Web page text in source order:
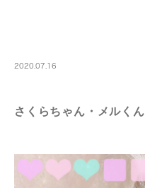
2020.07.16
さくらちゃん・メルくん